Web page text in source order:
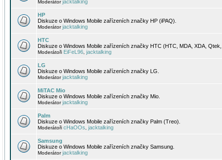
Moderátorjacktalking
HP
Diskuze o Windows Mobile zařízeních značky HP (iPAQ).
Moderátorjacktalking
HTC
Diskuze o Windows Mobile zařízeních značky HTC (HTC, MDA, XDA,
Moderátoři EiFeL96 jacktalking
LG
Diskuze o Windows Mobile zařízeních značky LG.
Moderátorjacktalking
MiTAC Mio
Diskuze o Windows Mobile zařízeních značky Mio.
Moderátorjacktalking
Palm
Diskuze o Windows Mobile zařízeních značky Palm (Treo).
Moderátoři cHaOOs jacktalking
Samsung
Diskuze o Windows Mobile zařízeních značky Samsung.
Moderátorjacktalking